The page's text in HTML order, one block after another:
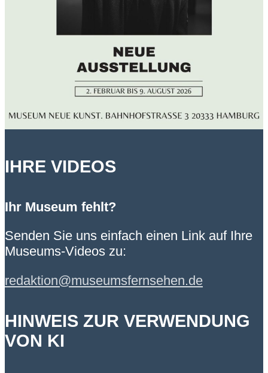
IHRE VIDEOS
Ihr Museum fehlt?
Senden Sie uns einfach einen Link auf Ihre
Museums-Videos zu:
redaktion@museumsfernsehen.de
HINWEIS ZUR VERWENDUNG
VON KI